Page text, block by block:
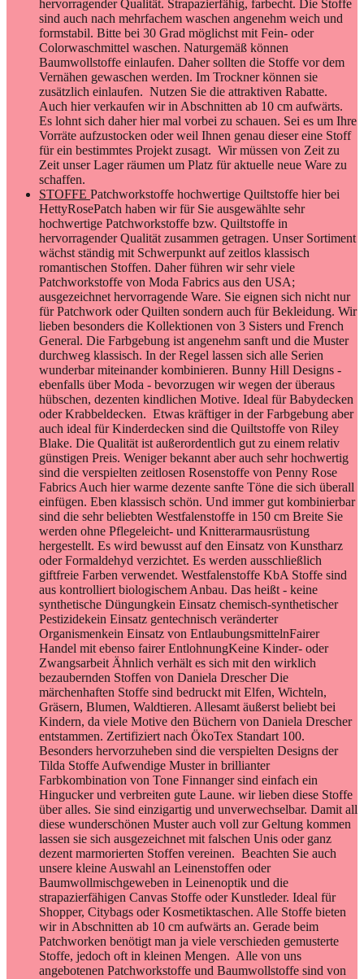
hervorragender Qualität. Strapazierfähig, farbecht. Die Stoffe
sind auch nach mehrfachem waschen angenehm weich und
formstabil. Bitte bei 30 Grad möglichst mit Fein- oder
Colorwaschmittel waschen. Naturgemäß können
Baumwollstoffe einlaufen. Daher sollten die Stoffe vor dem
Vernähen gewaschen werden. Im Trockner können sie
zusätzlich einlaufen. Nutzen Sie die attraktiven Rabatte.
Auch hier verkaufen wir in Abschnitten ab 10 cm aufwärts.
Es lohnt sich daher hier mal vorbei zu schauen. Sei es um Ihre
Vorräte aufzustocken oder weil Ihnen genau dieser eine Stoff
für ein bestimmtes Projekt zusagt. Wir müssen von Zeit zu
Zeit unser Lager räumen um Platz für aktuelle neue Ware zu
schaffen.
STOFFE Patchworkstoffe hochwertige Quiltstoffe hier bei
HettyRosePatch haben wir für Sie ausgewählte sehr
hochwertige Patchworkstoffe bzw. Quiltstoffe in
hervorragender Qualität zusammen getragen. Unser Sortiment
wächst ständig mit Schwerpunkt auf zeitlos klassisch
romantischen Stoffen. Daher führen wir sehr viele
Patchworkstoffe von Moda Fabrics aus den USA;
ausgezeichnet hervorragende Ware. Sie eignen sich nicht nur
für Patchwork oder Quilten sondern auch für Bekleidung. Wir
lieben besonders die Kollektionen von 3 Sisters und French
General. Die Farbgebung ist angenehm sanft und die Muster
durchweg klassisch. In der Regel lassen sich alle Serien
wunderbar miteinander kombinieren. Bunny Hill Designs -
ebenfalls über Moda - bevorzugen wir wegen der überaus
hübschen, dezenten kindlichen Motive. Ideal für Babydecken
oder Krabbeldecken. Etwas kräftiger in der Farbgebung aber
auch ideal für Kinderdecken sind die Quiltstoffe von Riley
Blake. Die Qualität ist außerordentlich gut zu einem relativ
günstigen Preis. Weniger bekannt aber auch sehr hochwertig
sind die verspielten zeitlosen Rosenstoffe von Penny Rose
Fabrics Auch hier warme dezente sanfte Töne die sich überall
einfügen. Eben klassisch schön. Und immer gut kombinierbar
sind die sehr beliebten Westfalenstoffe in 150 cm Breite Sie
werden ohne Pflegeleicht- und Knitterarmausrüstung
hergestellt. Es wird bewusst auf den Einsatz von Kunstharz
oder Formaldehyd verzichtet. Es werden ausschließlich
giftfreie Farben verwendet. Westfalenstoffe KbA Stoffe sind
aus kontrolliert biologischem Anbau. Das heißt - keine
synthetische Düngungkein Einsatz chemisch-synthetischer
Pestizidekein Einsatz gentechnisch veränderter
Organismenkein Einsatz von EntlaubungsmittelnFairer
Handel mit ebenso fairer EntlohnungKeine Kinder- oder
Zwangsarbeit Ähnlich verhält es sich mit den wirklich
bezaubernden Stoffen von Daniela Drescher Die
märchenhaften Stoffe sind bedruckt mit Elfen, Wichteln,
Gräsern, Blumen, Waldtieren. Allesamt äußerst beliebt bei
Kindern, da viele Motive den Büchern von Daniela Drescher
entstammen. Zertifiziert nach ÖkoTex Standart 100.
Besonders hervorzuheben sind die verspielten Designs der
Tilda Stoffe Aufwendige Muster in brillianter
Farbkombination von Tone Finnanger sind einfach ein
Hingucker und verbreiten gute Laune. wir lieben diese Stoffe
über alles. Sie sind einzigartig und unverwechselbar. Damit all
diese wunderschönen Muster auch voll zur Geltung kommen
lassen sie sich ausgezeichnet mit falschen Unis oder ganz
dezent marmorierten Stoffen vereinen. Beachten Sie auch
unsere kleine Auswahl an Leinenstoffen oder
Baumwollmischgeweben in Leinenoptik und die
strapazierfähigen Canvas Stoffe oder Kunstleder. Ideal für
Shopper, Citybags oder Kosmetiktaschen. Alle Stoffe bieten
wir in Abschnitten ab 10 cm aufwärts an. Gerade beim
Patchworken benötigt man ja viele verschieden gemusterte
Stoffe, jedoch oft in kleinen Mengen. Alle von uns
angebotenen Patchworkstoffe und Baumwollstoffe sind von